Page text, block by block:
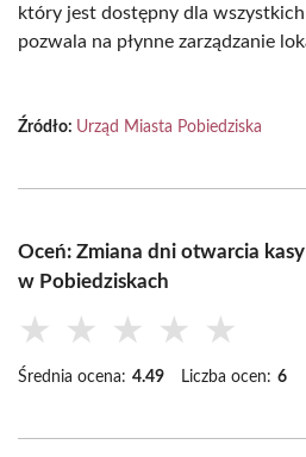
który jest dostępny dla
pozwala na płynne zarządzanie
Źródło: Urząd Miasta Pobiedziska
Oceń: Zmiana dni otwarcia
w Pobiedziskach
★ ★ ★ ★ ★
Średnia ocena: 4.49 Liczba ocen: 6